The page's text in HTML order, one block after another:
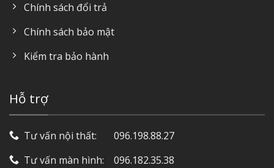
Chính sách đổi trả
Chính sách bảo mật
Kiểm tra bảo hành
Hỗ trợ
Tư vấn nội thất: ‎ ‎ ‎ ‎ ‎ ‎ 096.198.88.27
Tư vấn màn hình: ‎ ‎ ‎ 096.182.35.38